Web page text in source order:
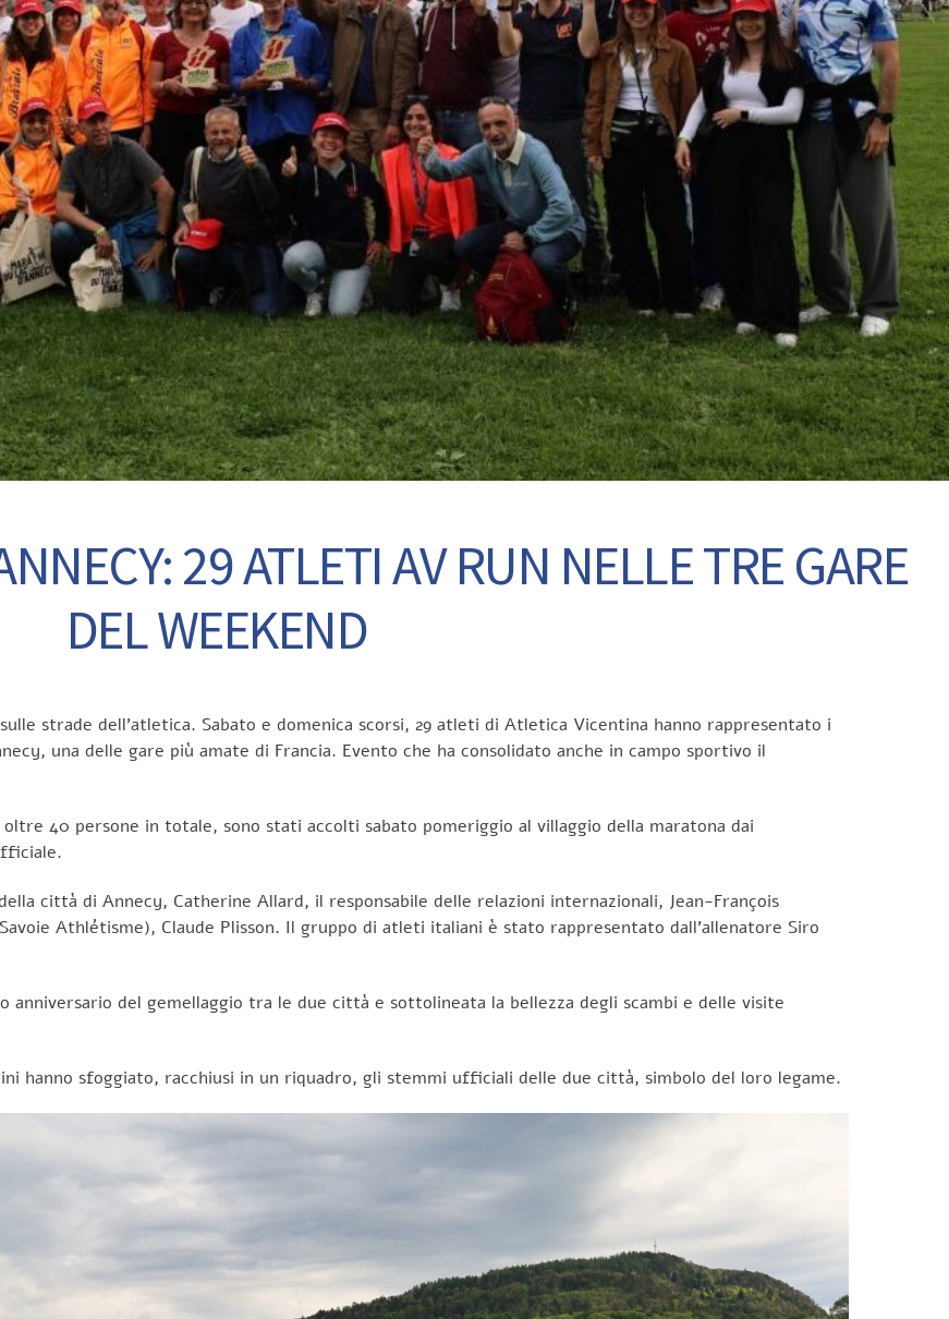
29 ATLETI AV RUN NELLE TRE GARE
DEL WEEKEND
strade dell’atletica. Sabato e domenica scorsi, 29 atleti di Atletica Vicentina hanno rappresentato i
una delle gare più amate di Francia. Evento che ha consolidato anche in campo sportivo il
40 persone in totale, sono stati accolti sabato pomeriggio al villaggio della maratona dai
città di Annecy, Catherine Allard, il responsabile delle relazioni internazionali, Jean-François
Athlétisme), Claude Plisson. Il gruppo di atleti italiani è stato rappresentato dall’allenatore Siro
del gemellaggio tra le due città e sottolineata la bellezza degli scambi e delle visite
hanno sfoggiato, racchiusi in un riquadro, gli stemmi ufficiali delle due città, simbolo del loro legame.